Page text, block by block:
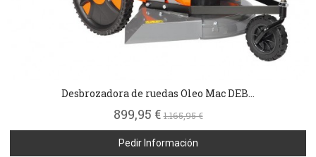
Desbrozadora de ruedas Oleo Mac DEB...
899,95 €1.165,95 €
Pedir Información